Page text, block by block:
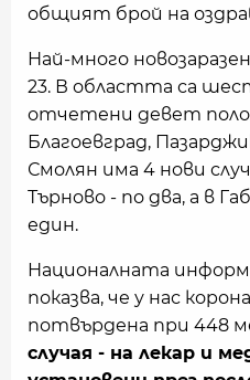
общият брой на
Най-много
23. В областта са
отчетени девет
Благоевград,
Смолян има 4 нови
Търново - по два, а в
един.
Националната
показва, че у нас
потвърдена при 448
случая - на лекар и